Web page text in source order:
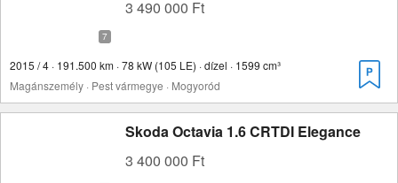
3 490 000 Ft
2015 / 4 · 191.500 km · 78 kW (105 LE) · dízel · 1599 cm³
Magánszemély · Pest vármegye · Mogyoród
Skoda Octavia 1.6 CRTDI Elegance
3 400 000 Ft